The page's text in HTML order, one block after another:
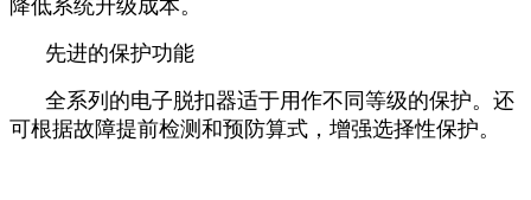
降低系统升级成本。
先进的保护功能
全系列的电子脱扣器适于用作不同等级的保护。还
可根据故障提前检测和预防算式，增强选择性保护。